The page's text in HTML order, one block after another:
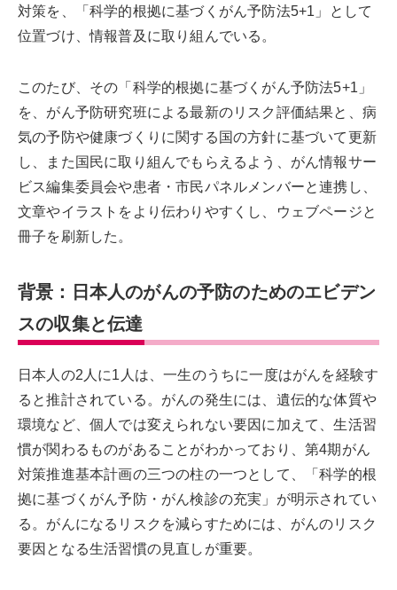
対策を、「科学的根拠に基づくがん予防法5+1」として
位置づけ、情報普及に取り組んでいる。
このたび、その「科学的根拠に基づくがん予防法5+1」
を、がん予防研究班による最新のリスク評価結果と、病
気の予防や健康づくりに関する国の方針に基づいて更新
し、また国民に取り組んでもらえるよう、がん情報サー
ビス編集委員会や患者・市民パネルメンバーと連携し、
文章やイラストをより伝わりやすくし、ウェブページと
冊子を刷新した。
背景：日本人のがんの予防のためのエビデン
スの収集と伝達
日本人の2人に1人は、一生のうちに一度はがんを経験す
ると推計されている。がんの発生には、遺伝的な体質や
環境など、個人では変えられない要因に加えて、生活習
慣が関わるものがあることがわかっており、第4期がん
対策推進基本計画の三つの柱の一つとして、「科学的根
拠に基づくがん予防・がん検診の充実」が明示されてい
る。がんになるリスクを減らすためには、がんのリスク
要因となる生活習慣の見直しが重要。